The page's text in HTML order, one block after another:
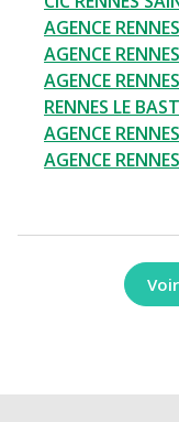
AGENCE
AGENCE
AGENCE
RENNES LE
AGENCE
AGENCE